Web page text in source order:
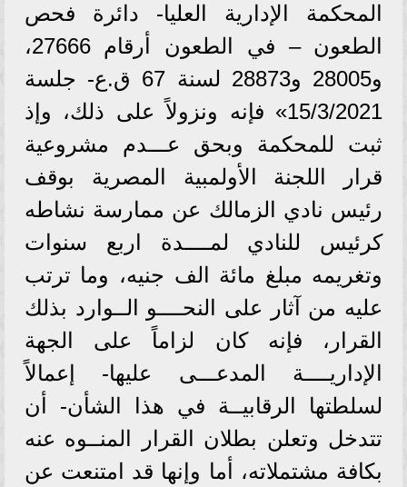
المحكمة الإدارية العليا- دائرة فحص
الطعون – في الطعون أرقام 27666،
و28005 و28873 لسنة 67 ق.ع- جلسة
15/3/2021» فإنه ونزولاً على ذلك، وإذ
ثبت للمحكمة وبحق عـــدم مشروعية
قرار اللجنة الأولمبية المصرية بوقف
رئيس نادي الزمالك عن ممارسة نشاطه
كرئيس للنادي لمــــدة اربع سنوات
وتغريمه مبلغ مائة الف جنيه، وما ترتب
عليه من آثار على النحــــو الــوارد بذلك
القرار، فإنه كان لزاماً على الجهة
الإداريــــة المدعـــى عليها- إعمالاً
لسلطتها الرقابيــة في هذا الشأن- أن
تتدخل وتعلن بطلان القرار المنــوه عنه
بكافة مشتملاته، أما وإنها قد امتنعت عن